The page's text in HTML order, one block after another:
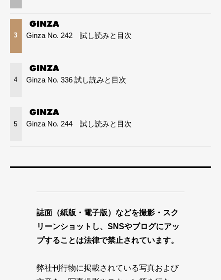
3 Ginza No. 242 試し読みと目次
4 Ginza No. 336 試し読みと目次
5 Ginza No. 244 試し読みと目次
誌面（紙版・電子版）などを撮影・スク
リーンショットし、SNSやブログにアッ
プすることは法律で禁止されています。
弊社刊行物に掲載されている写真および